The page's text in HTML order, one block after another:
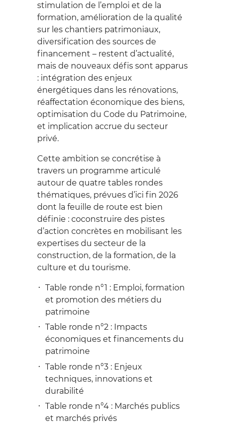
stimulation de l’emploi et de la
formation, amélioration de la qualité
sur les chantiers patrimoniaux,
diversification des sources de
financement – restent d’actualité,
mais de nouveaux défis sont apparus
: intégration des enjeux
énergétiques dans les rénovations,
réaffectation économique des biens,
optimisation du Code du Patrimoine,
et implication accrue du secteur
privé.
Cette ambition se concrétise à
travers un programme articulé
autour de quatre tables rondes
thématiques, prévues d’ici fin 2026
dont la feuille de route est bien
définie : coconstruire des pistes
d’action concrètes en mobilisant les
expertises du secteur de la
construction, de la formation, de la
culture et du tourisme.
Table ronde n°1 : Emploi, formation
et promotion des métiers du
patrimoine
Table ronde n°2 : Impacts
économiques et financements du
patrimoine
Table ronde n°3 : Enjeux
techniques, innovations et
durabilité
Table ronde n°4 : Marchés publics
et marchés privés